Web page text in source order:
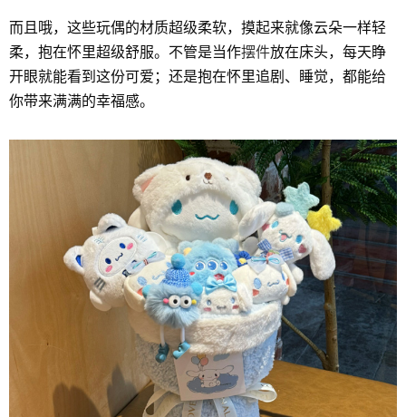
而且哦，这些玩偶的材质超级柔软，摸起来就像云朵一样轻
柔，抱在怀里超级舒服。不管是当作摆件放在床头，每天睁
开眼就能看到这份可爱；还是抱在怀里追剧、睡觉，都能给
你带来满满的幸福感。